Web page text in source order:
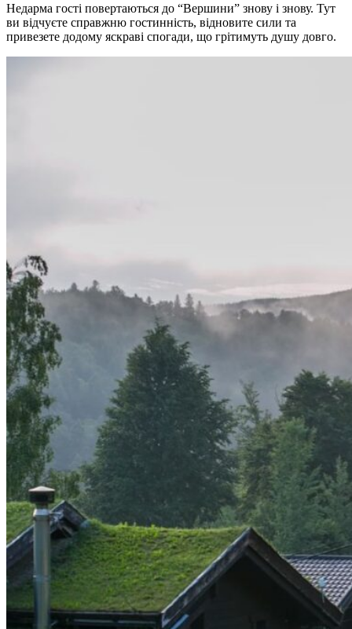
Недарма гості повертаються до “Вершини” знову і знову. Тут
ви відчуєте справжню гостинність, відновите сили та
привезете додому яскраві спогади, що грітимуть душу довго.